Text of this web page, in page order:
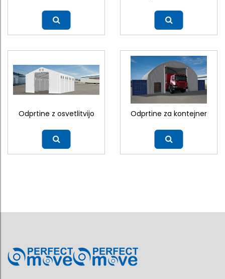
Odprtine z osvetlitvijo Odprtine za kontejner